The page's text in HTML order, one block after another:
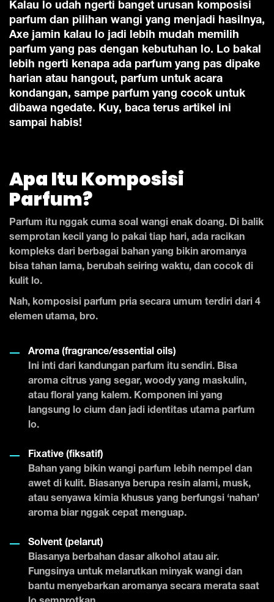
Kalau lo udah ngerti banget urusan komposisi
parfum dan pilihan wangi yang menjadi hasilnya,
Axe jamin kalau lo jadi lebih mudah memilih
parfum yang pas dengan kebutuhan lo. Lo bakal
lebih ngerti kenapa ada parfum yang pas dipake
harian atau hangout, parfum untuk acara
kondangan, sampe parfum yang cocok untuk
dibawa ngedate. Kuy, baca terus artikel ini
sampai habis!
Apa Itu Komposisi
Parfum?
Parfum itu nggak cuma soal wangi enak doang. Di balik
semprotan kecil yang lo pakai tiap hari, ada racikan
kompleks dari berbagai bahan yang bikin aromanya
bisa tahan lama, berubah seiring waktu, dan cocok di
kulit lo.
Nah, komposisi parfum pria secara umum terdiri dari 4
elemen utama, bro.
Aroma (fragrance/essential oils)
Ini inti dari kandungan parfum itu sendiri. Bisa
aroma citrus yang segar, woody yang maskulin,
atau floral yang kalem. Komponen ini yang
langsung lo cium dan jadi identitas utama parfum
lo.
Fixative (fiksatif)
Bahan yang bikin wangi parfum lebih nempel dan
awet di kulit. Biasanya berupa resin alami, musk,
atau senyawa kimia khusus yang berfungsi ‘nahan’
aroma biar nggak cepat menguap.
Solvent (pelarut)
Biasanya berbahan dasar alkohol atau air.
Fungsinya untuk melarutkan minyak wangi dan
bantu menyebarkan aromanya secara merata saat